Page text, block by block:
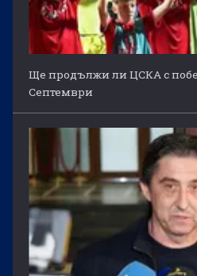
Ще продължи ли ЦСКА с
Септември